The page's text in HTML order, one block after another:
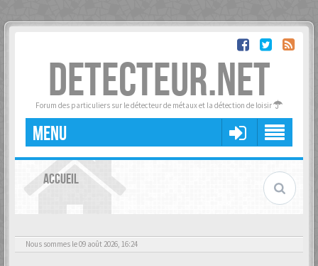
DETECTEUR.NET
Forum des particuliers sur le détecteur de métaux et la détection de loisir
MENU
ACCUEIL
Nous sommes le 09 août 2026, 16:24